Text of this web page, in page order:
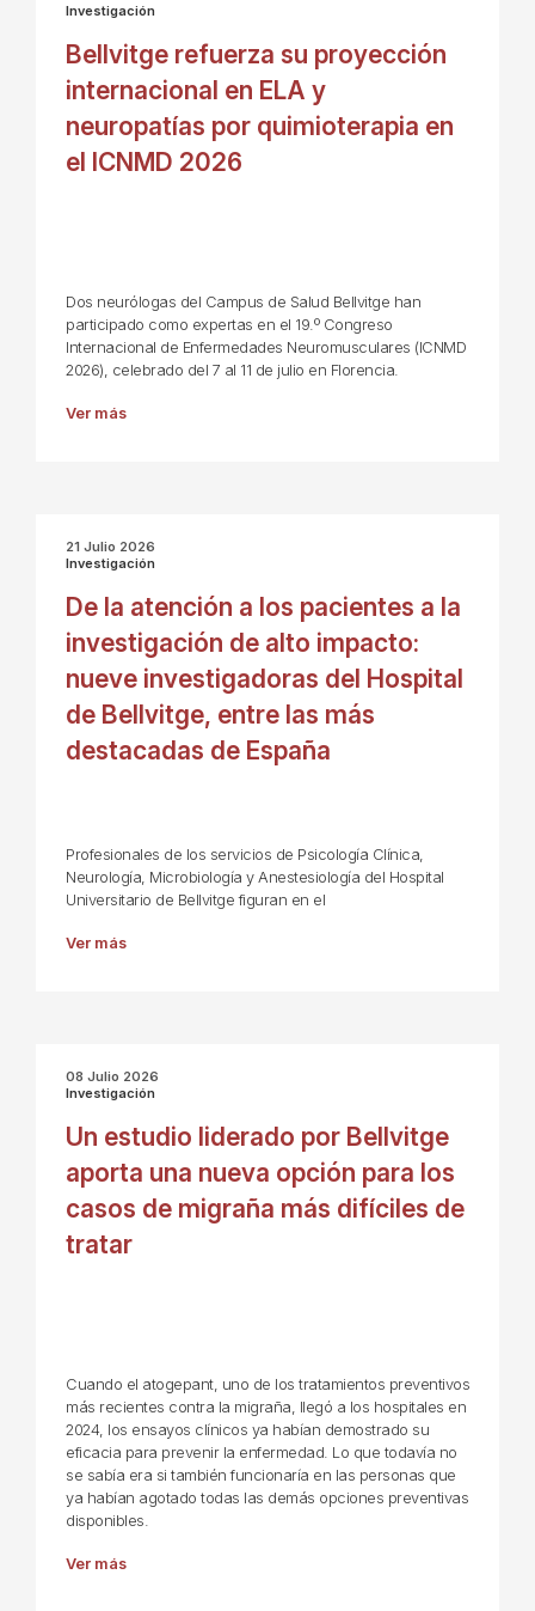
Investigación
Bellvitge refuerza su proyección
internacional en ELA y
neuropatías por quimioterapia en
el ICNMD 2026
Dos neurólogas del Campus de Salud Bellvitge han
participado como expertas en el 19.º Congreso
Internacional de Enfermedades Neuromusculares (ICNMD
2026), celebrado del 7 al 11 de julio en Florencia.
Ver más
21 Julio 2026
Investigación
De la atención a los pacientes a la
investigación de alto impacto:
nueve investigadoras del Hospital
de Bellvitge, entre las más
destacadas de España
Profesionales de los servicios de Psicología Clínica,
Neurología, Microbiología y Anestesiología del Hospital
Universitario de Bellvitge figuran en el
Ver más
08 Julio 2026
Investigación
Un estudio liderado por Bellvitge
aporta una nueva opción para los
casos de migraña más difíciles de
tratar
Cuando el atogepant, uno de los tratamientos preventivos
más recientes contra la migraña, llegó a los hospitales en
2024, los ensayos clínicos ya habían demostrado su
eficacia para prevenir la enfermedad. Lo que todavía no
se sabía era si también funcionaría en las personas que
ya habían agotado todas las demás opciones preventivas
disponibles.
Ver más